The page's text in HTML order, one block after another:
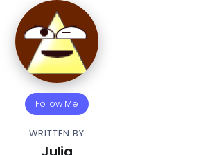
Follow Me
WRITTEN BY